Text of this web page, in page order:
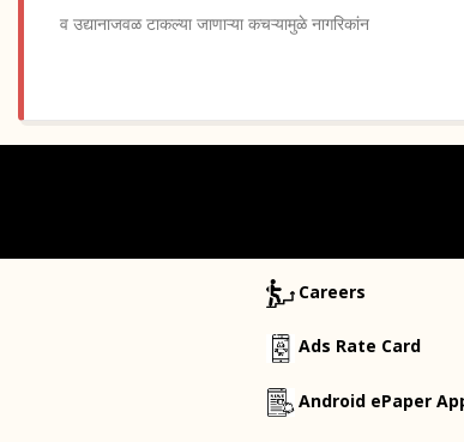
व उद्यानाजवळ टाकल्या जाणाऱ्या कचऱ्यामुळे नागरिकांन
Careers
Ads Rate Card
Android ePaper